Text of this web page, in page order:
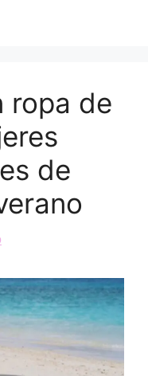
ropa de
de